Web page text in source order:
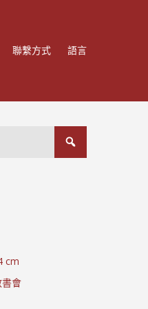
聯繫方式 語言
cm
會